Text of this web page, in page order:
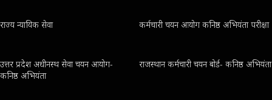
राज्य न्यायिक सेवा कर्मचारी चयन आयोग कनिष्ठ अभियंता परीक्षा
उत्तर प्रदेश अधीनस्थ सेवा चयन आयोग-
कनिष्ठ अभियंता
राजस्थान कर्मचारी चयन बोर्ड- कनिष्ठ अभियंता